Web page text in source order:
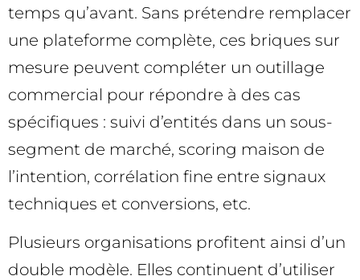
temps qu’avant. Sans prétendre remplacer
une plateforme complète, ces briques sur
mesure peuvent compléter un outillage
commercial pour répondre à des cas
spécifiques : suivi d’entités dans un sous-
segment de marché, scoring maison de
l’intention, corrélation fine entre signaux
techniques et conversions, etc.
Plusieurs organisations profitent ainsi d’un
double modèle. Elles continuent d’utiliser